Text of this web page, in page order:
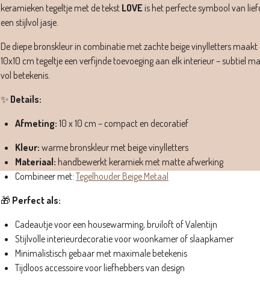
keramieken tegeltje met de tekst LOVE is het perfecte symbool van
een stijlvol jasje.
De diepe bronskleur in combinatie met zachte beige vinylletters
10x10 cm tegeltje een verfijnde toevoeging aan elk interieur – subtiel
vol betekenis.
✨ Details:
Afmeting: 10 x 10 cm – compact en decoratief
Kleur: warme bronskleur met beige vinylletters
Materiaal: handbewerkt keramiek met matte afwerking
Combineer met: Tegelhouder Beige Metaal
🎁 Perfect als:
Cadeautje voor een housewarming, bruiloft of Valentijn
Stijlvolle interieurdecoratie voor woonkamer of slaapkamer
Minimalistisch gebaar met maximale betekenis
Tijdloos accessoire voor liefhebbers van design